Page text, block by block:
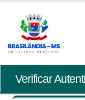
Verificar